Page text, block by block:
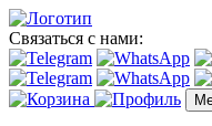
Связаться с нами: